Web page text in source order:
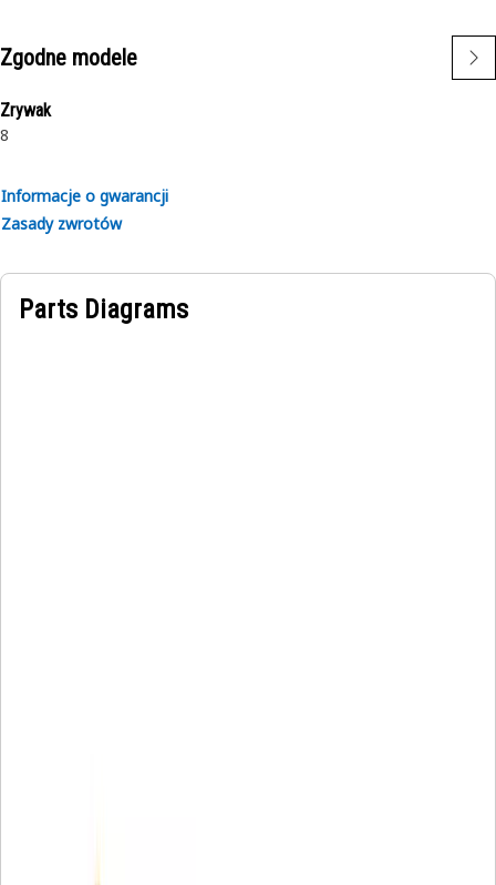
Zgodne modele
Zrywak
8
Informacje o gwarancji
Zasady zwrotów
Parts Diagrams